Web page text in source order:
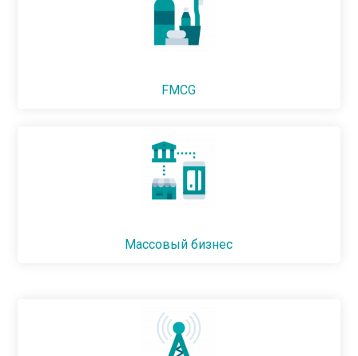
FMCG
Массовый бизнес